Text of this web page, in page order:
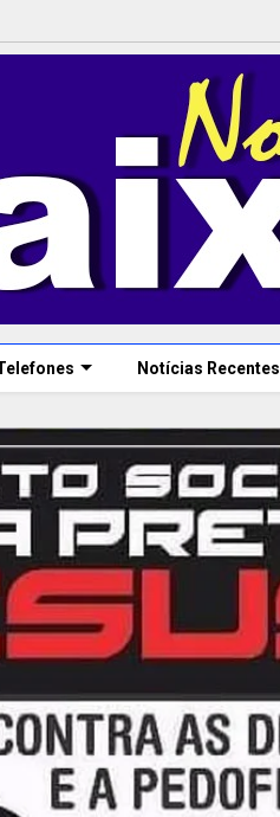
Notícias Recentes